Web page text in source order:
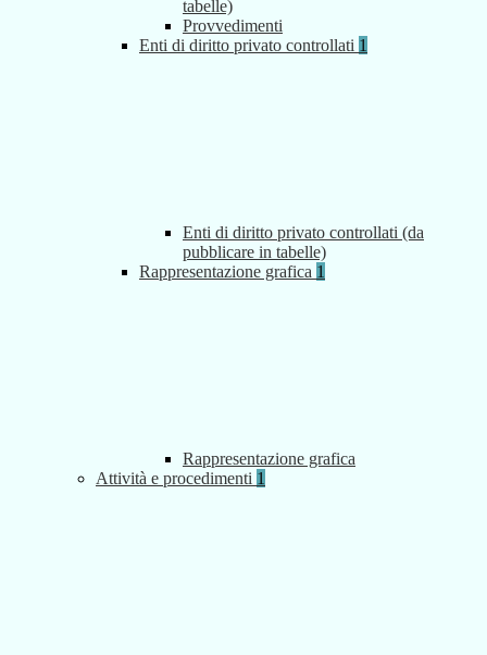
tabelle)
Provvedimenti
Enti di diritto privato controllati 1
Enti di diritto privato controllati (da
pubblicare in tabelle)
Rappresentazione grafica 1
Rappresentazione grafica
Attività e procedimenti 1